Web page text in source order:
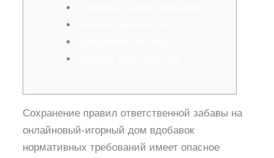
Сохранение правил ответственной забавы на
онлайновый-игорный дом вдобавок
нормативных требований имеет опасное